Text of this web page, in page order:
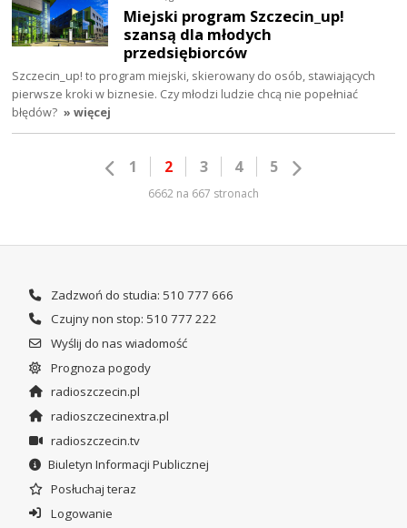
Miejski program Szczecin_up!
szansą dla młodych
przedsiębiorców
Szczecin_up! to program miejski, skierowany do osób, stawiających
pierwsze kroki w biznesie. Czy młodzi ludzie chcą nie popełniać
błędów? » więcej
1 2 3 4 5
6662 na 667 stronach
Zadzwoń do studia: 510 777 666
Czujny non stop: 510 777 222
Wyślij do nas wiadomość
Prognoza pogody
radioszczecin.pl
radioszczecinextra.pl
radioszczecin.tv
Biuletyn Informacji Publicznej
Posłuchaj teraz
Logowanie